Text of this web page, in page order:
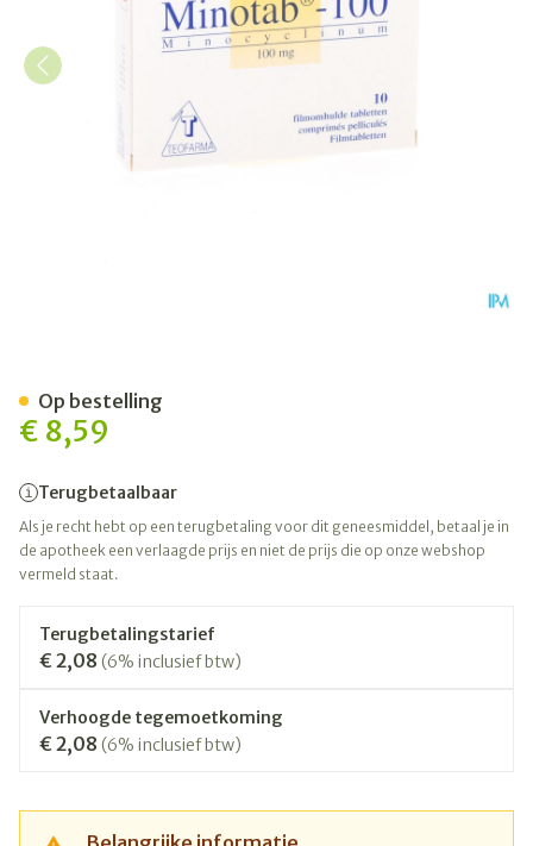
€ 8,59
Terugbetaalbaar
Als je recht hebt op een terugbetaling voor dit geneesmiddel, betaal je in
de apotheek een verlaagde prijs en niet de prijs die op onze webshop
vermeld staat.
Terugbetalingstarief
€ 2,08 (6% inclusief btw)
Verhoogde tegemoetkoming
€ 2,08 (6% inclusief btw)
Op bestelling